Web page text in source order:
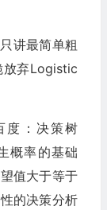
讲最简单粗
放弃Logistic
度：决策树
概率的基础
值大于等于
的决策分析